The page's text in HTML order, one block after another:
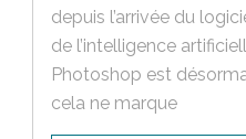
depuis l’arrivée du
de l’intelligence
Photoshop est
cela ne marque